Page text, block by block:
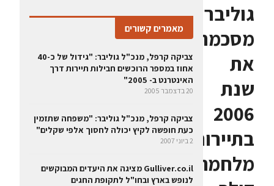
גוליבר
מסכמת
את
שנת
2006
בתיירות:
מלחמה,
מאמרים קשורים
צביקה קרפל, מנכ"ל גוליבר: "גידול של כ-40
אחוז במספר הרוכשים חבילות תיירות דרך
האינטרנט ב- 2005"
20 בדצמבר 2005
צביקה קרפל, מנכ"ל גוליבר: "משפחה שתזמין
כעת חופשה לקיץ יכולה לחסוך אלפי שקלים"
2 ביוני 2007
Gulliver.co.il מציגה את היעדים המבוקשים
לנופש בארץ ובחו"ל לתקופת החגים